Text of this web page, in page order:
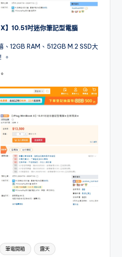
】10.51吋迷你筆記型電腦
12GB RAM、512GB M.2 SSD大
。
筆電開箱 露天